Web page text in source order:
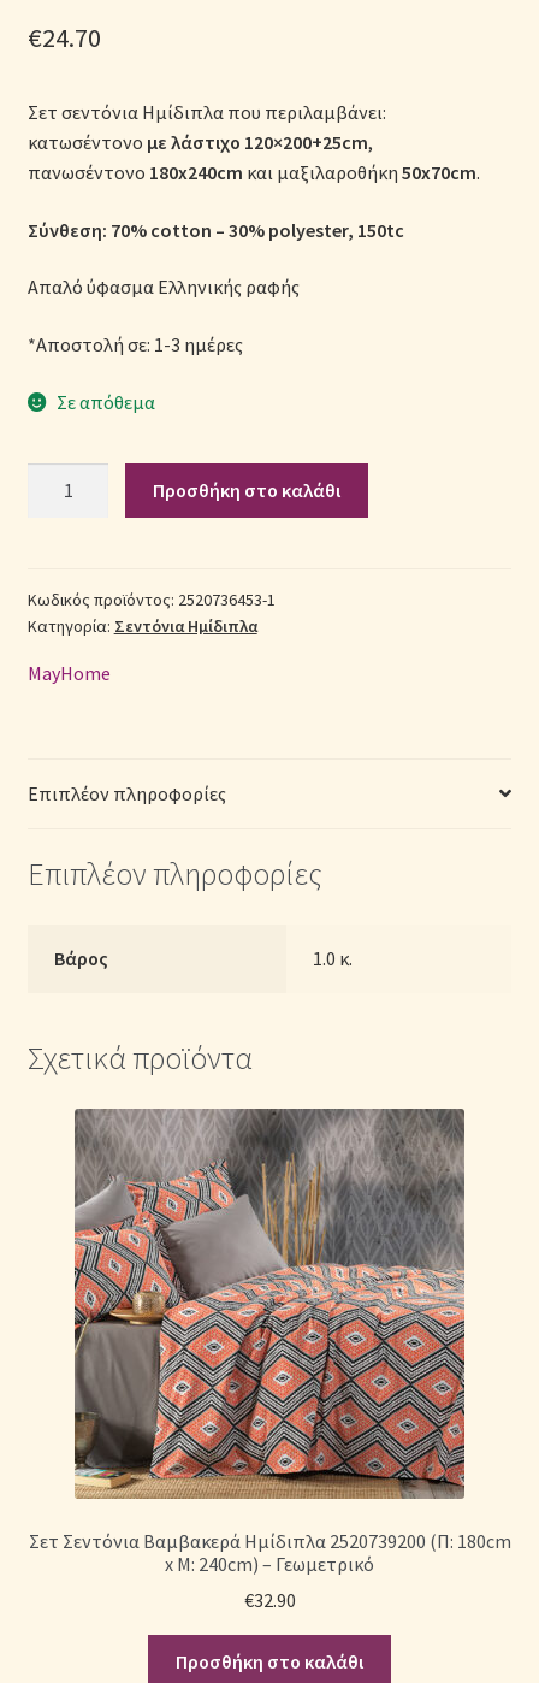
Όροι Χρήσης
Παπλώματα για Ζεστασιά & Άνεση
Παπλωματοθήκες
Πικέ Κουβέρτες
Πληρωμές
Σεντόνια Σετ
€24.70
Σετ σεντόνια Ημίδιπλα που περιλαμβάνει:
κατωσέντονο με λάστιχο 120×200+25cm,
πανωσέντονο 180x240cm και μαξιλαροθήκη 50x70cm.
Σύνθεση: 70% cotton – 30% polyester, 150tc
Απαλό ύφασμα Ελληνικής ραφής
*Αποστολή σε: 1-3 ημέρες
Σε απόθεμα
2520736453-
1
Λάστιχο
Μ:
x
Προσθήκη στο καλάθι
Κωδικός προϊόντος: 2520736453-1
Κατηγορία: Σεντόνια Ημίδιπλα
MayHome
Επιπλέον πληροφορίες
Επιπλέον πληροφορίες
Βάρος 1.0 κ.
Σχετικά προϊόντα
Σετ Σεντόνια Βαμβακερά Ημίδιπλα 2520739200 (Π: 180cm
x Μ: 240cm) – Γεωμετρικό
€32.90
Προσθήκη στο καλάθι